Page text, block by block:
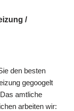
/
den besten
gegoogelt
amtliche
arbeiten wir: